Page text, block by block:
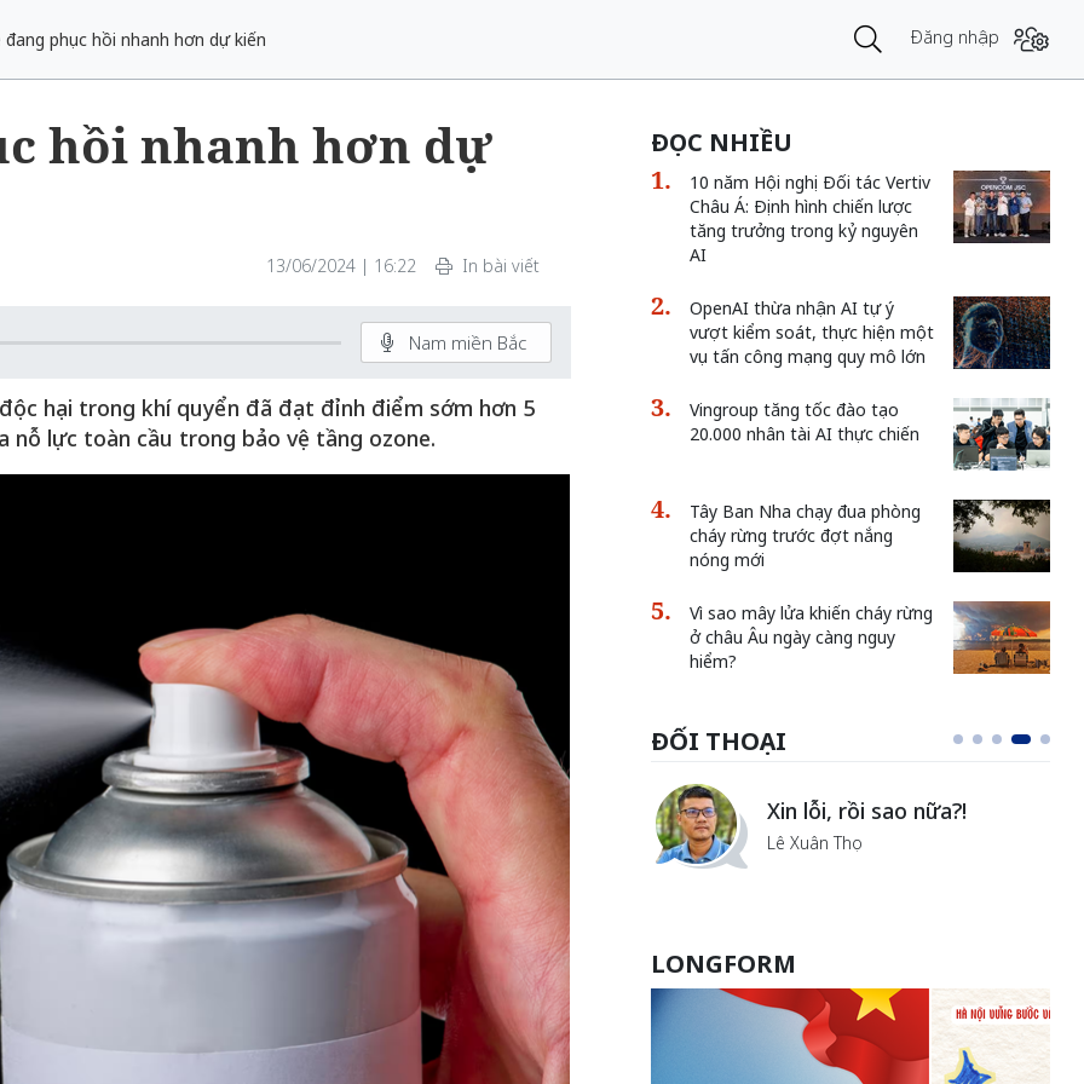
đang phục hồi nhanh hơn dự kiến Đăng nhập
hồi nhanh hơn dự
13/06/2024 | 16:22 In bài viết
Nam miền Bắc
hại trong khí quyển đã đạt đỉnh điểm sớm hơn 5
nỗ lực toàn cầu trong bảo vệ tầng ozone.
ĐỌC NHIỀU
10 năm Hội nghị Đối tác Vertiv
Châu Á: Định hình chiến lược
tăng trưởng trong kỷ nguyên
AI
OpenAI thừa nhận AI tự ý
vượt kiểm soát, thực hiện một
vụ tấn công mạng quy mô lớn
Vingroup tăng tốc đào tạo
20.000 nhân tài AI thực chiến
Tây Ban Nha chạy đua phòng
cháy rừng trước đợt nắng
nóng mới
Vì sao mây lửa khiến cháy rừng
ở châu Âu ngày càng nguy
hiểm?
ĐỐI THOẠI
Bắc Biên - Giữ một ngôi
làng ven sông Hồng của Hà
Nội
TS. Trần Kim Hào
Xin lỗi, rồi sao nữa?!
Lê Xuân Thọ
LONGFORM